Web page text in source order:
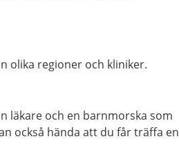
olika regioner och kliniker.
läkare och en barnmorska som
också hända att du får träffa en